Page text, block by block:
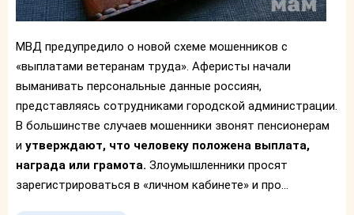
МВД предупредило о новой схеме мошенников с
«выплатами ветеранам труда». Аферисты начали
выманивать персональные данные россиян,
представляясь сотрудниками городской администрации.
В большинстве случаев мошенники звонят пенсионерам
и утверждают, что человеку положена выплата,
награда или грамота. Злоумышленники просят
зарегистрироваться в «личном кабинете» и про...